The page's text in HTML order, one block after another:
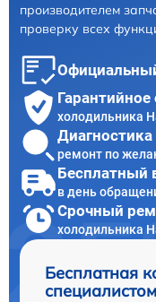
производителем
проверку всех
холодильника
ремонт по
Бесплатный
в день
Срочный
холодильника
Бесплатная
специалистом